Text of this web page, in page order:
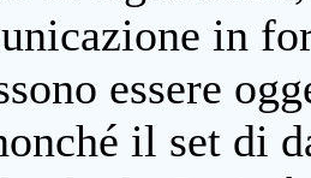
in
essere
il set di